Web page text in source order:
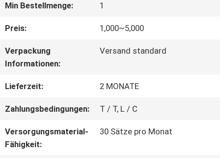
FORDERN
SIE EIN
Min Bestellmenge: 1
Preis: 1,000~5,000
Verpackung
Informationen:
Versand standard
Lieferzeit: 2 MONATE
Zahlungsbedingungen: T / T, L / C
Versorgungsmaterial-
Fähigkeit:
30 Sätze pro Monat